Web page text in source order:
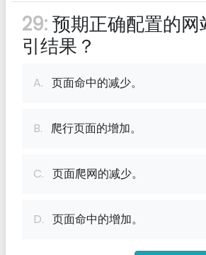
29:预期正确配置的
引结果？
A. 页面命中的减少。
B. 爬行页面的增加。
C. 页面爬网的减少。
D. 页面命中的增加。